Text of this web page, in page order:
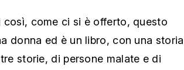
come ci si è offerto, questo
donna ed è un libro, con una storia
storie, di persone malate e di